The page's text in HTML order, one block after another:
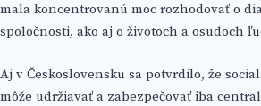
mala koncentrovanú moc rozhodovať o
spoločnosti, ako aj o životoch a osudoch
Aj v Československu sa potvrdilo, že
môže udržiavať a zabezpečovať iba